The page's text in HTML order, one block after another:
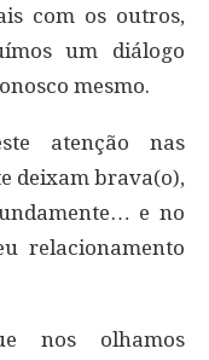
com os outros,
um diálogo
mesmo.
atenção nas
deixam brava(o),
e no
relacionamento
nos olhamos